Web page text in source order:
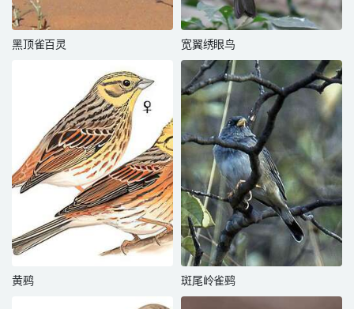
黑顶雀百灵 宽翼绣眼鸟
黄鹀 斑尾岭雀鹀